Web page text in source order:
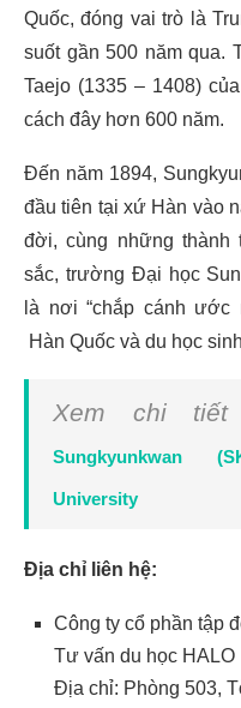
Quốc, đóng vai trò là
suốt gần 500 năm qua.
Taejo (1335 – 1408)
cách đây hơn 600 năm.
Đến năm 1894,
đầu tiên tại xứ Hàn vào
đời, cùng những thành
sắc, trường Đại học
là nơi “chắp cánh ước
Hàn Quốc và du học
Xem chi
Sungkyunkwan
University
Địa chỉ liên hệ:
Công ty cổ phần tập
Tư vấn du học HALO
Địa chỉ: Phòng 503,